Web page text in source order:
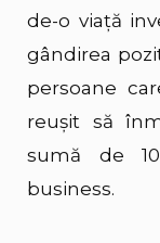
de-o viață
gândirea
persoane
reușit să
sumă de
business.